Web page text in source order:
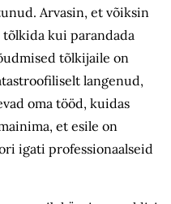
Arvasin, et võiksin
kui parandada
tõlkijaile on
langenud,
oma tööd, kuidas
et esile on
igati professionaalseid